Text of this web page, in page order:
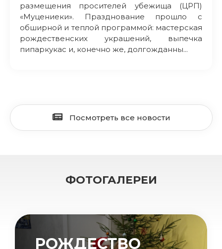
размещения просителей убежища (ЦРП)
«Муцениеки». Празднование прошло с
обширной и теплой программой: мастерская
рождественских украшений, выпечка
пипаркукас и, конечно же, долгожданны...
Посмотреть все новости
ФОТОГАЛЕРЕИ
РОЖДЕСТВО